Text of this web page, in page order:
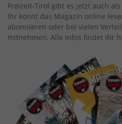
Freizeit-Tirol gibt es jetzt auch als
Ihr könnt das Magazin online
abonnieren oder bei vielen
mitnehmen. Alle Infos findet ihr